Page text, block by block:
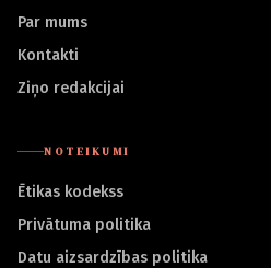
Par mums
Kontakti
Ziņo redakcijai
NOTEIKUMI
Ētikas kodekss
Privātuma politika
Datu aizsardzības politika